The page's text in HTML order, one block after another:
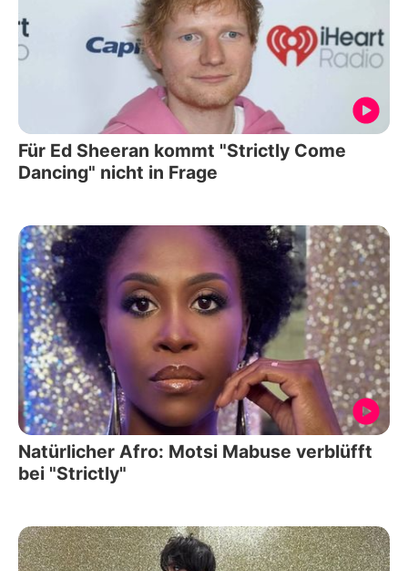
Für Ed Sheeran kommt "Strictly Come
Dancing" nicht in Frage
Natürlicher Afro: Motsi Mabuse verblüfft
bei "Strictly"